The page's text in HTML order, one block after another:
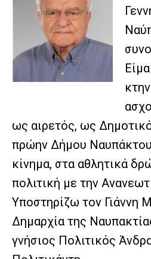
ως αιρετός, ως
πρώην Δήμου
κίνημα, στα αθλητικά
πολιτική με την
Υποστηρίζω τον Γιάννη
Δημαρχία της
γνήσιος Πολιτικός